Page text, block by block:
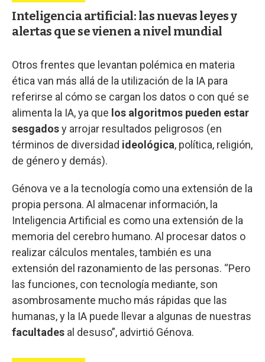
Inteligencia artificial: las nuevas leyes y
alertas que se vienen a nivel mundial
Otros frentes que levantan polémica en materia
ética van más allá de la utilización de la IA para
referirse al cómo se cargan los datos o con qué se
alimenta la IA, ya que los algoritmos pueden estar
sesgadosy arrojar resultados peligrosos (en
términos de diversidad ideológica, política, religión,
de género y demás).
Génova ve a la tecnología como una extensión de la
propia persona. Al almacenar información, la
Inteligencia Artificial es como una extensión de la
memoria del cerebro humano. Al procesar datos o
realizar cálculos mentales, también es una
extensión del razonamiento de las personas. “Pero
las funciones, con tecnología mediante, son
asombrosamente mucho más rápidas que las
humanas, y la IA puede llevar a algunas de nuestras
facultades al desuso”, advirtió Génova.